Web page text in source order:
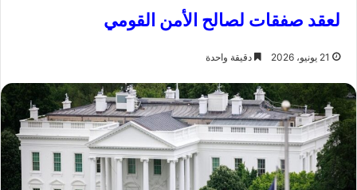
لعقد صفقات لصالح الأمن القومي
21 يونيو، 2026 دقيقة واحدة